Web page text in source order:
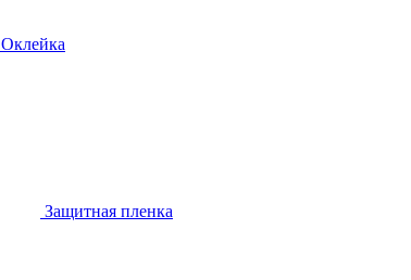
Оклейка
Защитная пленка